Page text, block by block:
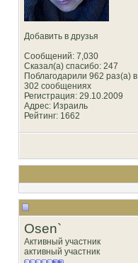
Добавить в друзья
Сообщений: 7,030
Сказал(а) спасибо: 247
Поблагодарили 962 раз(а) в
302 сообщениях
Регистрация: 29.10.2009
Адрес: Израиль
Рейтинг: 1662
Osen`
Активный участник
активный участник